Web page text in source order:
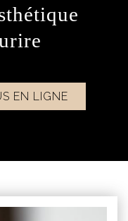
EN LIGNE